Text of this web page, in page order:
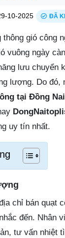
10-2025 ĐÃ
thông gió công
vuông ngày
lưu chuyển
lượng. Do đó,
tại Đồng Nai
uy tín nhất.
chỉ bán quạt
đến. Nhân
tư vấn nhiệt